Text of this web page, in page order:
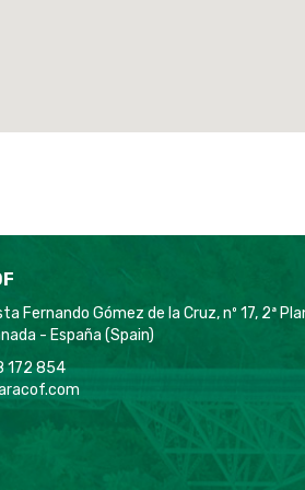
Fernando Gómez de la Cruz, nº 17, 2ª
- España (Spain)
172 854